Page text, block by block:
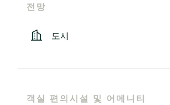
전망
도시
객실 편의시설 및 어메니티